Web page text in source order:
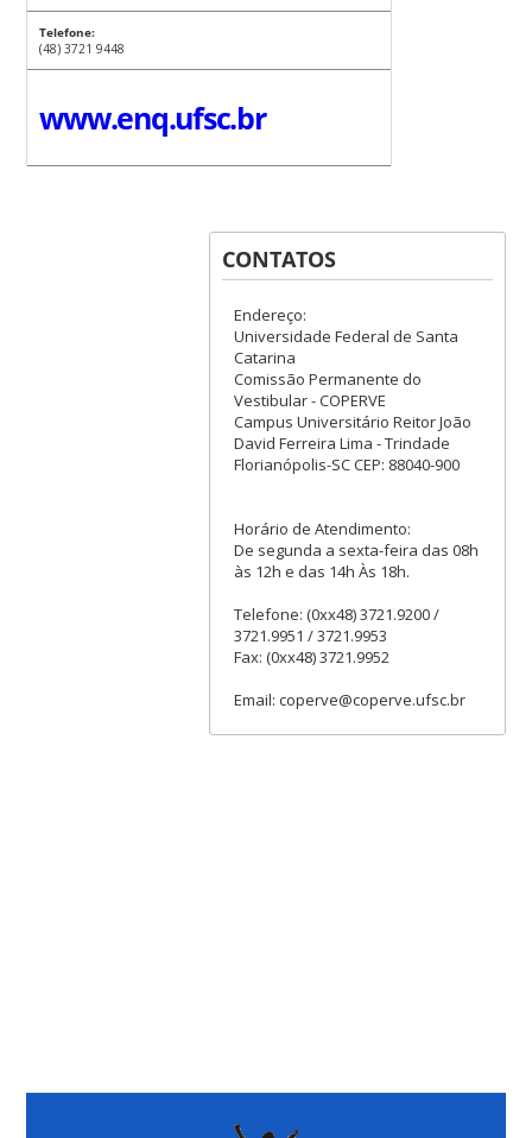
Telefone:
(48) 3721 9448
www.enq.ufsc.br
CONTATOS
Endereço:
Universidade Federal de Santa
Catarina
Comissão Permanente do
Vestibular - COPERVE
Campus Universitário Reitor João
David Ferreira Lima - Trindade
Florianópolis-SC CEP: 88040-900
Horário de Atendimento:
De segunda a sexta-feira das 08h
às 12h e das 14h Às 18h.
Telefone: (0xx48) 3721.9200 /
3721.9951 / 3721.9953
Fax: (0xx48) 3721.9952
Email: coperve@coperve.ufsc.br